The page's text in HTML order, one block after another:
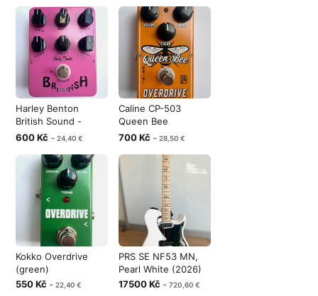
Harley Benton
British Sound -
overdrive/ prea
600 Kč ~ 24,40 €
Caline CP-503
Queen Bee
Overdrive
700 Kč ~ 28,50 €
Kokko Overdrive
(green)
550 Kč ~ 22,40 €
PRS SE NF53 MN,
Pearl White (2026)
17500 Kč ~ 720,60 €